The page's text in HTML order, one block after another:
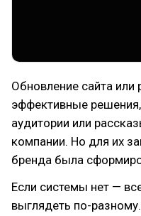
Обновление сайта
эффективные
аудитории или
компании. Но для их
бренда была
Если системы нет —
выглядеть по-